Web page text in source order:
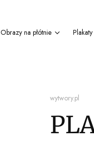
Obrazy na płótnie Plakaty
wytwory.pl